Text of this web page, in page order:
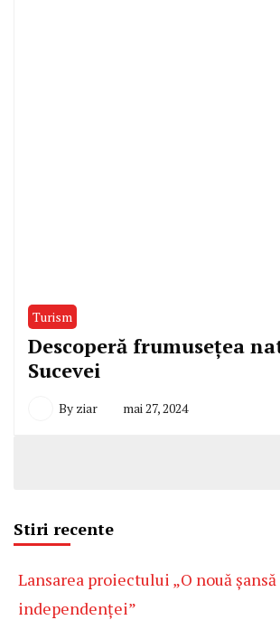
Turism
Descoperă frumusețea
Sucevei
By ziar mai 27, 2024
Stiri recente
Lansarea proiectului „O nouă șansă
independenței”